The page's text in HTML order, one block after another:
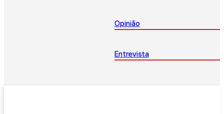
Opinião
Entrevista